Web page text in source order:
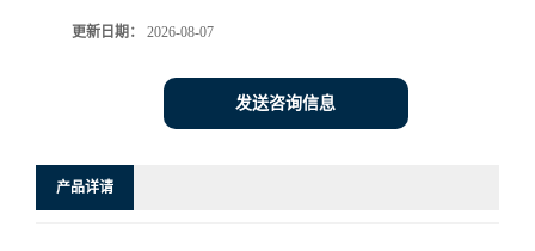
更新日期： 2026-08-07
发送咨询信息
产品详请